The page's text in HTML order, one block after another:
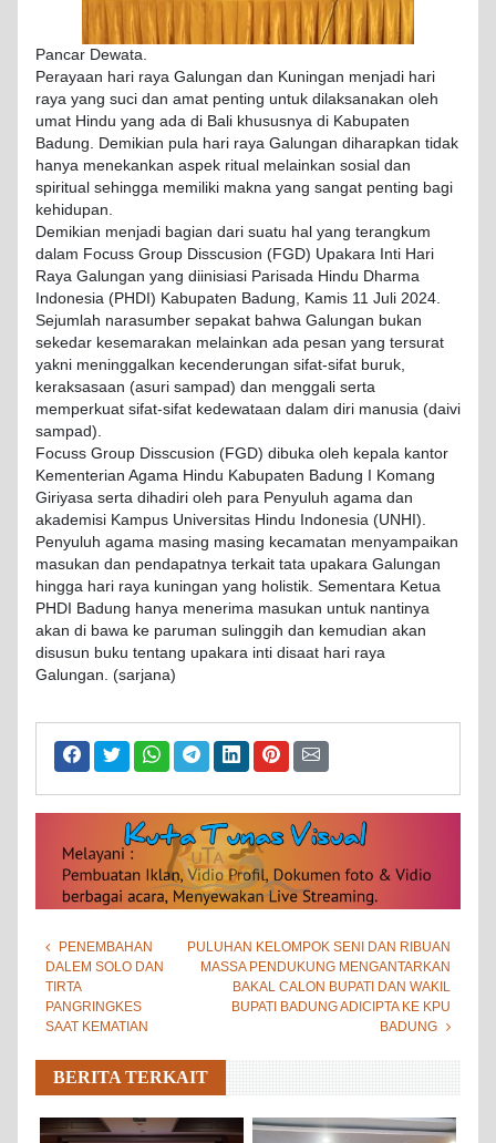
Pancar Dewata.
Perayaan hari raya Galungan dan Kuningan menjadi hari
raya yang suci dan amat penting untuk dilaksanakan oleh
umat Hindu yang ada di Bali khususnya di Kabupaten
Badung. Demikian pula hari raya Galungan diharapkan tidak
hanya menekankan aspek ritual melainkan sosial dan
spiritual sehingga memiliki makna yang sangat penting bagi
kehidupan.
Demikian menjadi bagian dari suatu hal yang terangkum
dalam Focuss Group Disscusion (FGD) Upakara Inti Hari
Raya Galungan yang diinisiasi Parisada Hindu Dharma
Indonesia (PHDI) Kabupaten Badung, Kamis 11 Juli 2024.
Sejumlah narasumber sepakat bahwa Galungan bukan
sekedar kesemarakan melainkan ada pesan yang tersurat
yakni meninggalkan kecenderungan sifat-sifat buruk,
keraksasaan (asuri sampad) dan menggali serta
memperkuat sifat-sifat kedewataan dalam diri manusia (daivi
sampad).
Focuss Group Disscusion (FGD) dibuka oleh kepala kantor
Kementerian Agama Hindu Kabupaten Badung I Komang
Giriyasa serta dihadiri oleh para Penyuluh agama dan
akademisi Kampus Universitas Hindu Indonesia (UNHI).
Penyuluh agama masing masing kecamatan menyampaikan
masukan dan pendapatnya terkait tata upakara Galungan
hingga hari raya kuningan yang holistik. Sementara Ketua
PHDI Badung hanya menerima masukan untuk nantinya
akan di bawa ke paruman sulinggih dan kemudian akan
disusun buku tentang upakara inti disaat hari raya
Galungan. (sarjana)
PENEMBAHAN
DALEM SOLO DAN
TIRTA
PANGRINGKES
SAAT KEMATIAN
PULUHAN KELOMPOK SENI DAN RIBUAN
MASSA PENDUKUNG MENGANTARKAN
BAKAL CALON BUPATI DAN WAKIL
BUPATI BADUNG ADICIPTA KE KPU
BADUNG
BERITA TERKAIT